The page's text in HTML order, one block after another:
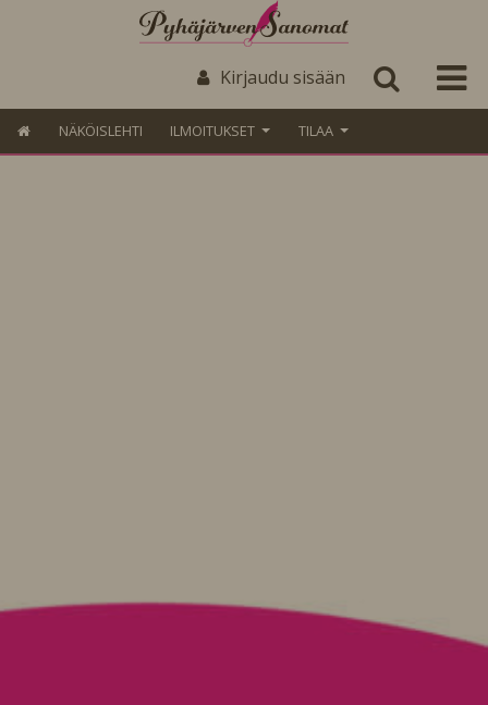
Kirjaudu sisään
NÄKÖISLEHTI ILMOITUKSET TILAA